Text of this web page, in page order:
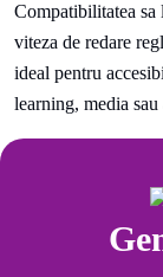
Compatibilitatea
viteza de redare
ideal pentru
learning, media sau